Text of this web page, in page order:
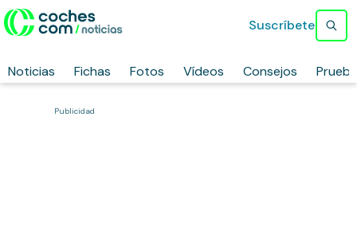
Noticias Fichas Fotos Vídeos Consejos
Suscríbete
Publicidad